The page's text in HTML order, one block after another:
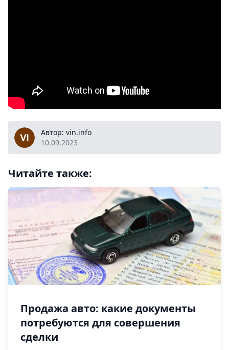
vin.infoАвтор: vin.info
10.09.2023
Читайте также:
Продажа авто: какие документы
потребуются для совершения
сделки